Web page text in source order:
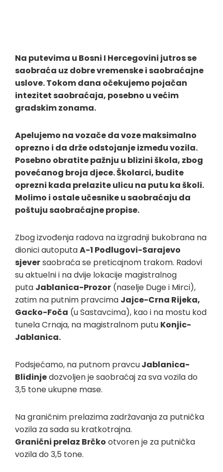
Na putevima u Bosni I Hercegovini jutros se
saobraća uz dobre vremenske i saobraćajne
uslove. Tokom dana očekujemo pojačan
intezitet saobraćaja, posebno u većim
gradskim zonama.
Apelujemo na vozače da voze maksimalno
oprezno i da drže odstojanje između vozila.
Posebno obratite pažnju u blizini škola, zbog
povećanog broja djece. Školarci, budite
oprezni kada prelazite ulicu na putu ka školi.
Molimo i ostale učesnike u saobraćaju da
poštuju saobraćajne propise.
Zbog izvođenja radova na izgradnji bukobrana na
dionici autoputaA-1 Podlugovi-Sarajevo
sjeversaobraća se preticajnom trakom. Radovi
su aktuelni i na dvije lokacije magistralnog
puta Jablanica-Prozor (naselje Duge i Mirci),
zatim na putnim pravcima Jajce-Crna Rijeka,
Gacko-Foča (u Sastavcima), kao i na mostu kod
tunela Crnaja, na magistralnom putu Konjic-
Jablanica.
Podsjećamo, na putnom pravcuJablanica-
Blidinjedozvoljen je saobraćaj za sva vozila do
3,5 tone ukupne mase.
Na graničnim prelazima zadržavanja za putnička
vozila za sada su kratkotrajna.
Granični prelaz Brčko otvoren je za putnička
vozila do 3,5 tone.